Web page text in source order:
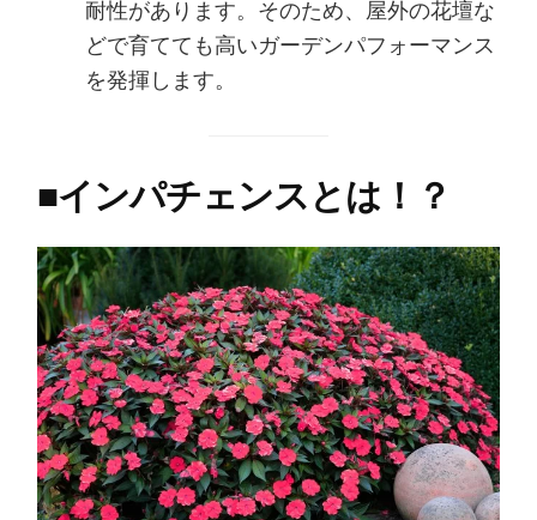
耐性があります。そのため、屋外の花壇な
どで育てても高いガーデンパフォーマンス
を発揮します。
■インパチェンスとは！？